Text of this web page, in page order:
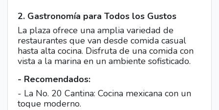
2. Gastronomía para Todos los Gustos
La plaza ofrece una amplia variedad de
restaurantes que van desde comida casual
hasta alta cocina. Disfruta de una comida con
vista a la marina en un ambiente sofisticado.
- Recomendados:
- La No. 20 Cantina: Cocina mexicana con un
toque moderno.